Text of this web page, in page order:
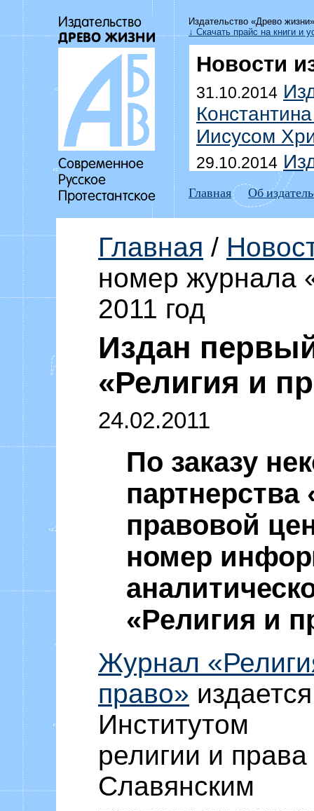
Издательство «Древо
↓ Скачать прайс на книги и
Новости
31.10.2014
Иисусом
29.10.2014
Уоммака
побеждать
18.07.2014
Дмитрия
15.07.2014
Уоммака
Главная Об
Главная /
номер журнала
2011 год
Издан
«Религия и
24.02.2011
По заказу
правовой
номер
«Религия и
Журнал
право» издается
Институтом
религии и права
Славянским